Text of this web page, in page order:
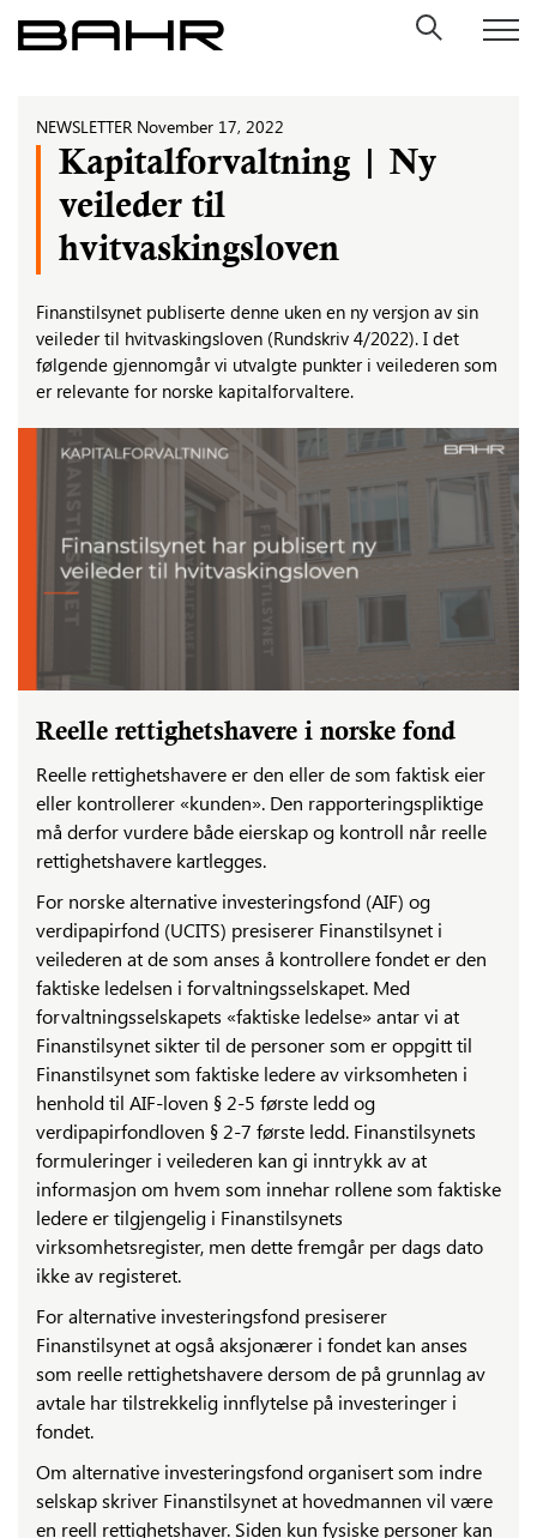
Skip
to
NEWSLETTER November 17, 2022
Kapitalforvaltning | Ny
veileder til
hvitvaskingsloven
Finanstilsynet publiserte denne uken en ny versjon av sin
veileder til hvitvaskingsloven (Rundskriv 4/2022). I det
følgende gjennomgår vi utvalgte punkter i veilederen som
er relevante for norske kapitalforvaltere.
Reelle rettighetshavere i norske fond
Reelle rettighetshavere er den eller de som faktisk eier
eller kontrollerer «kunden». Den rapporteringspliktige
må derfor vurdere både eierskap og kontroll når reelle
rettighetshavere kartlegges.
For norske alternative investeringsfond (AIF) og
verdipapirfond (UCITS) presiserer Finanstilsynet i
veilederen at de som anses å kontrollere fondet er den
faktiske ledelsen i forvaltningsselskapet. Med
forvaltningsselskapets «faktiske ledelse» antar vi at
Finanstilsynet sikter til de personer som er oppgitt til
Finanstilsynet som faktiske ledere av virksomheten i
henhold til AIF-loven § 2-5 første ledd og
verdipapirfondloven § 2-7 første ledd. Finanstilsynets
formuleringer i veilederen kan gi inntrykk av at
informasjon om hvem som innehar rollene som faktiske
ledere er tilgjengelig i Finanstilsynets
virksomhetsregister, men dette fremgår per dags dato
ikke av registeret.
For alternative investeringsfond presiserer
Finanstilsynet at også aksjonærer i fondet kan anses
som reelle rettighetshavere dersom de på grunnlag av
avtale har tilstrekkelig innflytelse på investeringer i
fondet.
Om alternative investeringsfond organisert som indre
selskap skriver Finanstilsynet at hovedmannen vil være
en reell rettighetshaver. Siden kun fysiske personer kan